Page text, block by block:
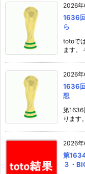
2026年
1636
ら
totoで
ます。
2026年
1636
想
第1636
ります
2026年
第
３・